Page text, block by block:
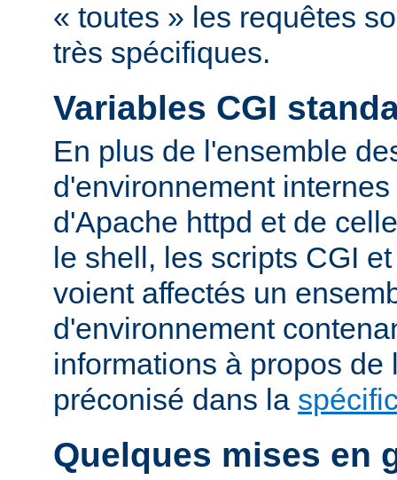
« toutes » les requêtes
très spécifiques.
Variables CGI
En plus de l'ensemble
d'environnement
d'Apache httpd et de
le shell, les scripts CGI
voient affectés un
d'environnement
informations à propos de
préconisé dans la
Quelques mises en